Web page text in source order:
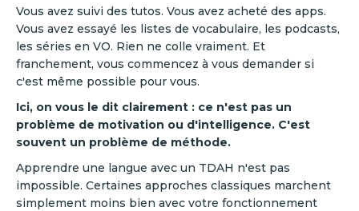
Vous avez suivi des tutos. Vous avez acheté des apps.
Vous avez essayé les listes de vocabulaire, les podcasts,
les séries en VO. Rien ne colle vraiment. Et
franchement, vous commencez à vous demander si
c'est même possible pour vous.
Ici, on vous le dit clairement : ce n'est pas un
problème de motivation ou d'intelligence. C'est
souvent un problème de méthode.
Apprendre une langue avec un TDAH n'est pas
impossible. Certaines approches classiques marchent
simplement moins bien avec votre fonctionnement